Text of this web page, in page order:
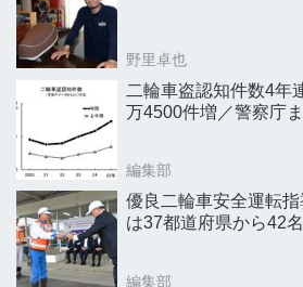
野里卓也
二輪車盗認知件数4年
万4500件増／警察庁
編集部
優良二輪車安全運転
は37都道府県から42
編集部